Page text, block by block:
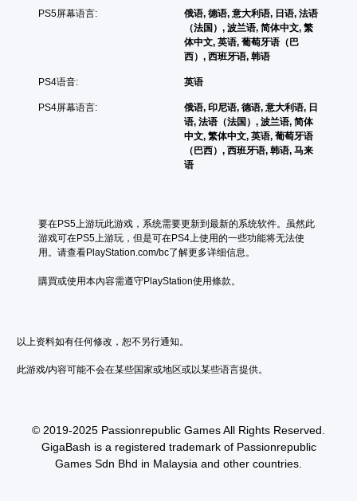
PS5屏幕语言:
俄语, 德语, 意大利语, 日语, 法语
（法国）, 波兰语, 简体中文, 繁
体中文, 英语, 葡萄牙语（巴
西）, 西班牙语, 韩语
PS4语音: 英语
PS4屏幕语言:
俄语, 印尼语, 德语, 意大利语, 日
语, 法语（法国）, 波兰语, 简体
中文, 繁体中文, 英语, 葡萄牙语
（巴西）, 西班牙语, 韩语, 马来
语
要在PS5上游玩此游戏，系统需要更新到最新的系统软件。虽然此
游戏可在PS5上游玩，但是可在PS4上使用的一些功能将无法使
用。请查看PlayStation.com/bc了解更多详细信息。
購買或使用本內容需遵守PlayStation使用條款。
以上资料如有任何修改，恕不另行通知。
此游戏/内容可能不会在某些国家或地区或以某些语言提供。
© 2019-2025 Passionrepublic Games All Rights Reserved.
GigaBash is a registered trademark of Passionrepublic
Games Sdn Bhd in Malaysia and other countries.